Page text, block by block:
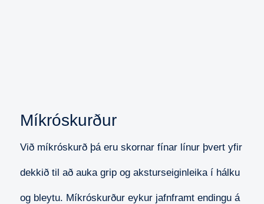
Míkróskurður
Við míkróskurð þá eru skornar fínar línur þvert yfir
dekkið til að auka grip og aksturseiginleika í hálku
og bleytu. Míkróskurður eykur jafnframt endingu á